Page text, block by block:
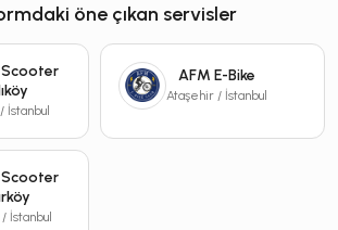
öne çıkan servisler
İstanbul
AFM E-Bike
Ataşehir / İstanbul
/ İstanbul